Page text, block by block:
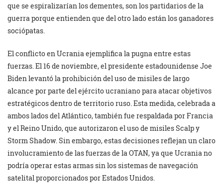
que se espiralizarían los dementes, son los partidarios de la
guerra porque entienden que del otro lado están los ganadores
sociópatas.
El conflicto en Ucrania ejemplifica la pugna entre estas
fuerzas. El 16 de noviembre, el presidente estadounidense Joe
Biden levantó la prohibición del uso de misiles de largo
alcance por parte del ejército ucraniano para atacar objetivos
estratégicos dentro de territorio ruso. Esta medida, celebrada a
ambos lados del Atlántico, también fue respaldada por Francia
y el Reino Unido, que autorizaron el uso de misiles Scalp y
Storm Shadow. Sin embargo, estas decisiones reflejan un claro
involucramiento de las fuerzas de la OTAN, ya que Ucrania no
podría operar estas armas sin los sistemas de navegación
satelital proporcionados por Estados Unidos.